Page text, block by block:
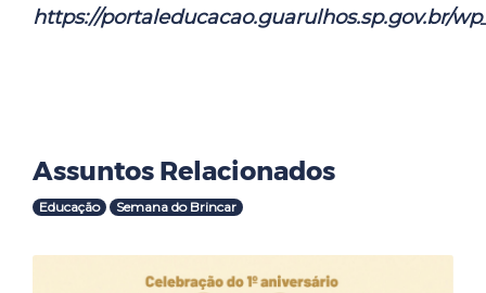
https://portaleducacao.guarulhos.sp.gov.br/
Assuntos Relacionados
Educação Semana do Brincar